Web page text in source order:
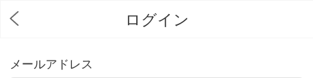
ログイン
メールアドレス